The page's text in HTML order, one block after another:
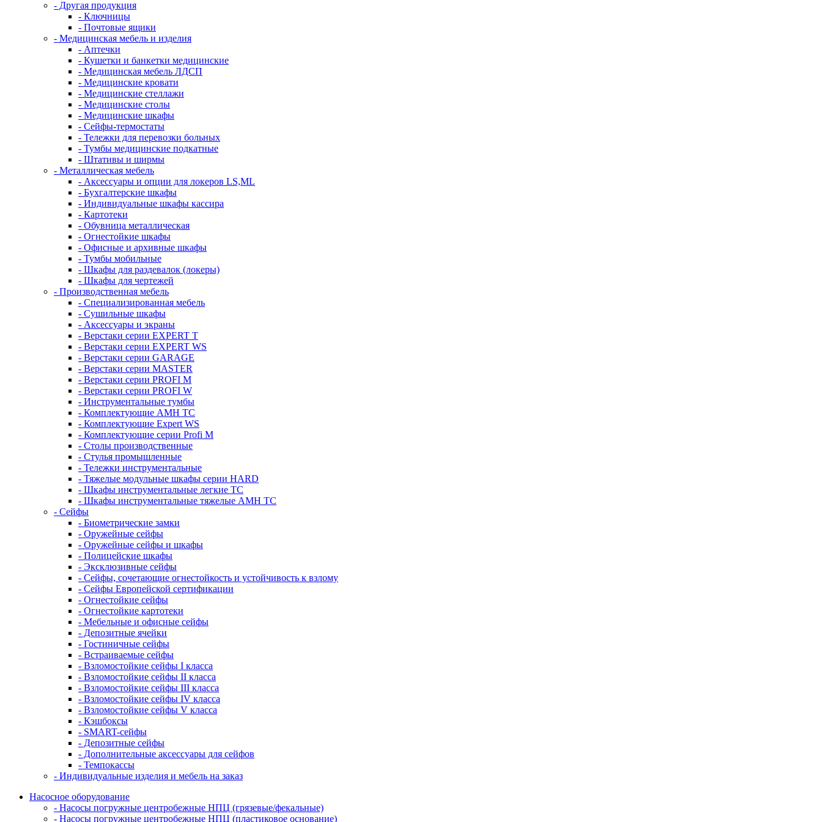
- Другая продукция
- Ключницы
- Почтовые ящики
- Медицинская мебель и изделия
- Аптечки
- Кушетки и банкетки медицинские
- Медицинская мебель ЛДСП
- Медицинские кровати
- Медицинские стеллажи
- Медицинские столы
- Медицинские шкафы
- Сейфы-термостаты
- Тележки для перевозки больных
- Тумбы медицинские подкатные
- Штативы и ширмы
- Металлическая мебель
- Аксессуары и опции для локеров LS,ML
- Бухгалтерские шкафы
- Индивидуальные шкафы кассира
- Картотеки
- Обувница металлическая
- Огнестойкие шкафы
- Офисные и архивные шкафы
- Тумбы мобильные
- Шкафы для раздевалок (локеры)
- Шкафы для чертежей
- Производственная мебель
- Cпециализированная мебель
- Cушильные шкафы
- Аксессуары и экраны
- Верстаки серии EXPERT T
- Верстаки серии EXPERT WS
- Верстаки серии GARAGE
- Верстаки серии MASTER
- Верстаки серии PROFI M
- Верстаки серии PROFI W
- Инструментальные тумбы
- Комплектующие AMH TC
- Комплектующие Expert WS
- Комплектующие серии Profi M
- Столы производственные
- Стулья промышленные
- Тележки инструментальные
- Тяжелые модульные шкафы серии HARD
- Шкафы инструментальные легкие ТС
- Шкафы инструментальные тяжелые AMH TC
- Сейфы
- Биометрические замки
- Оружейные сейфы
- Оружейные сейфы и шкафы
- Полицейские шкафы
- Эксклюзивные сейфы
- Сейфы, сочетающие огнестойкость и устойчивость к взлому
- Сейфы Европейской сертификации
- Огнестойкие сейфы
- Огнестойкие картотеки
- Мебельные и офисные сейфы
- Депозитные ячейки
- Гостиничные сейфы
- Встраиваемые сейфы
- Взломостойкие сейфы I класса
- Взломостойкие сейфы II класса
- Взломостойкие сейфы III класса
- Взломостойкие сейфы IV класса
- Взломостойкие сейфы V класса
- Кэшбоксы
- SMART-сейфы
- Депозитные сейфы
- Дополнительные аксессуары для сейфов
- Темпокассы
- Индивидуальные изделия и мебель на заказ
Насосное оборудование
- Насосы погружные центробежные НПЦ (грязевые/фекальные)
- Насосы погружные центробежные НПЦ (пластиковое основание)